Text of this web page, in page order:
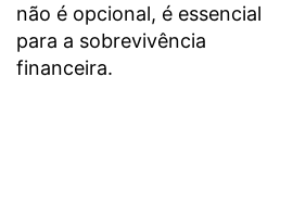
não é opcional, é essencial
para a sobrevivência
financeira.